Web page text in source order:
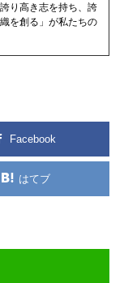
り高き志を持ち、誇
を創る」が私たちの
Facebook
はてブ